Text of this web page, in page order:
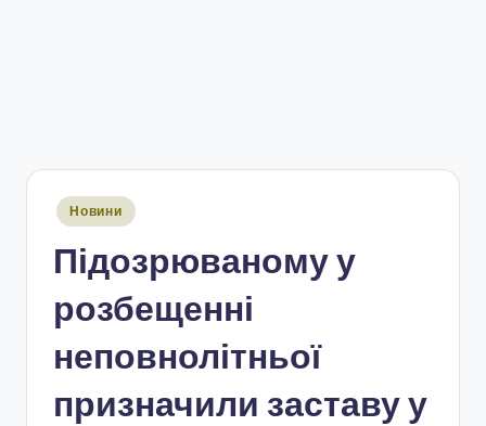
Опубліковано
Новини
Підозрюваному у
розбещенні
неповнолітньої
призначили заставу у